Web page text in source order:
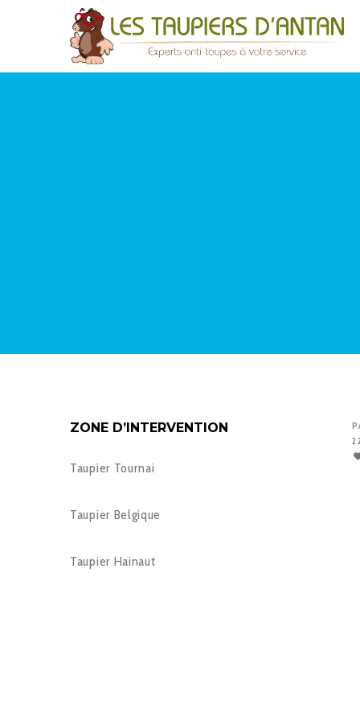
ZONE D’INTERVENTION
Taupier Tournai
Taupier Belgique
Taupier Hainaut